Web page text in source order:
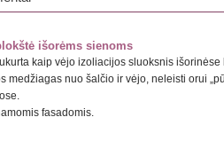
išorėms sienoms
kaip vėjo izoliacijos sluoksnis išorinėse
medžiagas nuo šalčio ir vėjo, neleisti orui
fasadomis.